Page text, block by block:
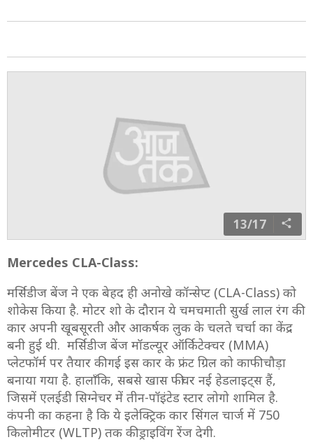
13/17
Mercedes CLA-Class:
मर्सिडीज बेंज ने एक बेहद ही अनोखे कॉन्सेप्ट (CLA-Class) को
शोकेस किया है. मोटर शो के दौरान ये चमचमाती सुर्ख लाल रंग की
कार अपनी खूबसूरती और आकर्षक लुक के चलते चर्चा का केंद्र
बनी हुई थी. मर्सिडीज बेंज मॉडल्यूर ऑर्किटेक्चर (MMA)
प्लेटफॉर्म पर तैयार की गई इस कार के फ्रंट ग्रिल को काफी चौड़ा
बनाया गया है. हालाँकि, सबसे खास फीचर नई हेडलाइट्स हैं,
जिसमें एलईडी सिग्नेचर में तीन-पॉइंटेड स्टार लोगो शामिल है.
कंपनी का कहना है कि ये इलेक्ट्रिक कार सिंगल चार्ज में 750
किलोमीटर (WLTP) तक की ड्राइविंग रेंज देगी.